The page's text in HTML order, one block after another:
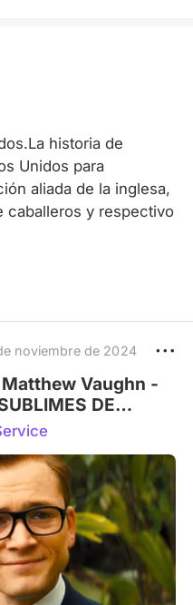
historia de
Unidos para
aliada de la inglesa,
caballeros y respectivo
noviembre de 2024
Vaughn -
DE